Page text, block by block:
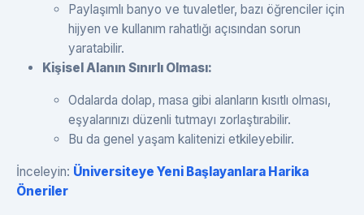
Paylaşımlı banyo ve tuvaletler, bazı öğrenciler için
hijyen ve kullanım rahatlığı açısından sorun
yaratabilir.
Kişisel Alanın Sınırlı Olması:
Odalarda dolap, masa gibi alanların kısıtlı olması,
eşyalarınızı düzenli tutmayı zorlaştırabilir.
Bu da genel yaşam kalitenizi etkileyebilir.
İnceleyin: Üniversiteye Yeni Başlayanlara Harika
Öneriler